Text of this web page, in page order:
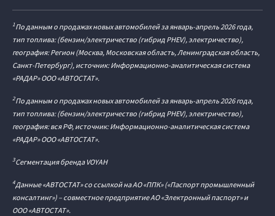
1По данным о продажах новых автомобилей за январь-апрель 2026 года,
тип топлива: (бензин/электричество (гибрид PHEV), электричество),
география: Регион (Москва, Московская область, Ленинградская область,
Санкт-Петербург), источник: Информационно-аналитическая система
«РАДАР» ООО «АВТОСТАТ».
2По данным о продажах новых автомобилей за январь-апрель 2026 года,
тип топлива: (бензин/электричество (гибрид PHEV), электричество),
география: вся РФ, источник: Информационно-аналитическая система
«РАДАР» ООО «АВТОСТАТ».
3Сегментация бренда VOYAH
4Данные «АВТОСТАТ» со ссылкой на АО «ППК» («Паспорт промышленный
консалтинг») – совместное предприятие АО «Электронный паспорт» и
ООО «АВТОСТАТ».